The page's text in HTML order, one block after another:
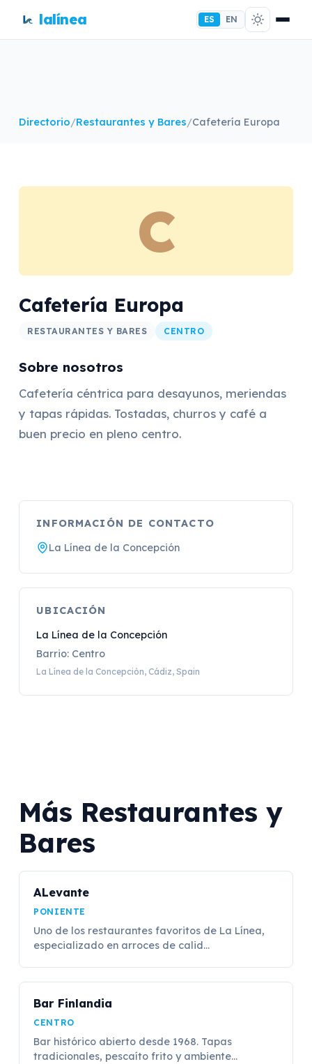
lalínea ES EN
Directorio/Restaurantes y Bares/Cafetería Europa
C
Cafetería Europa
RESTAURANTES Y BARES CENTRO
Sobre nosotros
Cafetería céntrica para desayunos, meriendas
y tapas rápidas. Tostadas, churros y café a
buen precio en pleno centro.
INFORMACIÓN DE CONTACTO
La Línea de la Concepción
UBICACIÓN
La Línea de la Concepción
Barrio: Centro
La Línea de la Concepción, Cádiz, Spain
Más Restaurantes y
Bares
ALevante
PONIENTE
Uno de los restaurantes favoritos de La Línea,
especializado en arroces de calid...
Bar Finlandia
CENTRO
Bar histórico abierto desde 1968. Tapas
tradicionales, pescaíto frito y ambiente...